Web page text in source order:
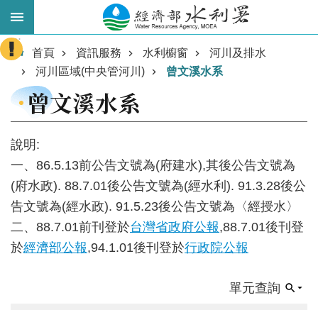
跳到主要內容區塊
進
階
搜
尋
:::
首頁 資訊服務 水利櫥窗
河川及排水
河川區域(中央管河川)
曾文溪水系
曾文溪水系
說明:
一、86.5.13前公告文號為(府建水),其後公告文號為
(府水政). 88.7.01後公告文號為(經水利). 91.3.28後公
告文號為(經水政). 91.5.23後公告文號為〈經授水〉
二、88.7.01前刊登於台灣省政府公報,88.7.01後刊登
於經濟部公報,94.1.01後刊登於行政院公報
單元查詢